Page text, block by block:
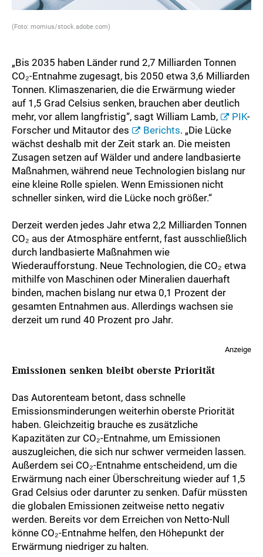
(Foto: momius/stock.adobe.com)
„Bis 2035 haben Länder rund 2,7 Milliarden Tonnen
CO₂-Entnahme zugesagt, bis 2050 etwa 3,6 Milliarden
Tonnen. Klimaszenarien, die die Erwärmung wieder
auf 1,5 Grad Celsius senken, brauchen aber deutlich
mehr, vor allem langfristig“, sagt William Lamb,
PIK-
Forscher und Mitautor des
Berichts. „Die Lücke
wächst deshalb mit der Zeit stark an. Die meisten
Zusagen setzen auf Wälder und andere landbasierte
Maßnahmen, während neue Technologien bislang nur
eine kleine Rolle spielen. Wenn Emissionen nicht
schneller sinken, wird die Lücke noch größer.“
Derzeit werden jedes Jahr etwa 2,2 Milliarden Tonnen
CO₂ aus der Atmosphäre entfernt, fast ausschließlich
durch landbasierte Maßnahmen wie
Wiederaufforstung. Neue Technologien, die CO₂ etwa
mithilfe von Maschinen oder Mineralien dauerhaft
binden, machen bislang nur etwa 0,1 Prozent der
gesamten Entnahmen aus. Allerdings wachsen sie
derzeit um rund 40 Prozent pro Jahr.
Anzeige
Emissionen senken bleibt oberste Priorität
Das Autorenteam betont, dass schnelle
Emissionsminderungen weiterhin oberste Priorität
haben. Gleichzeitig brauche es zusätzliche
Kapazitäten zur CO₂-Entnahme, um Emissionen
auszugleichen, die sich nur schwer vermeiden lassen.
Außerdem sei CO₂-Entnahme entscheidend, um die
Erwärmung nach einer Überschreitung wieder auf 1,5
Grad Celsius oder darunter zu senken. Dafür müssten
die globalen Emissionen zeitweise netto negativ
werden. Bereits vor dem Erreichen von Netto-Null
könne CO₂-Entnahme helfen, den Höhepunkt der
Erwärmung niedriger zu halten.